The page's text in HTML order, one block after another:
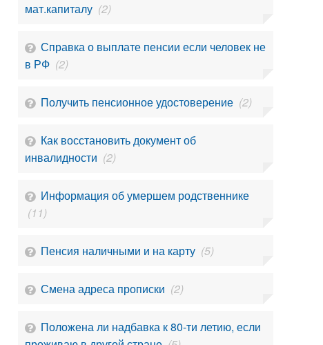
мат.капиталу (2)
Справка о выплате пенсии если человек не
в РФ (2)
Получить пенсионное удостоверение (2)
Как восстановить документ об
инвалидности (2)
Информация об умершем родственнике
(11)
Пенсия наличными и на карту (5)
Смена адреса прописки (2)
Положена ли надбавка к 80-ти летию, если